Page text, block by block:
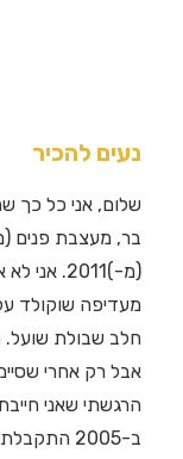
נעים להכיר
שלום, אני כל כך
(מ-)2011.
מעדיפה שוקולד
חלב שבולת שועל.
אבל רק אחרי
הרגשתי שאני
ב-2005